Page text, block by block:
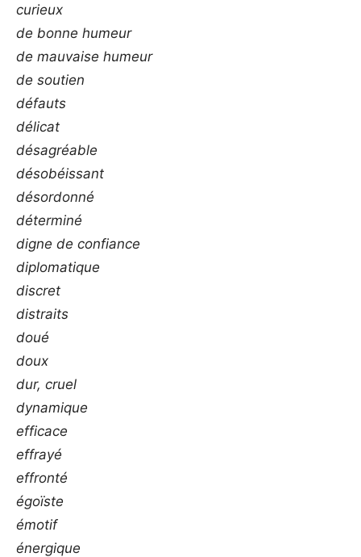
curieux
de bonne humeur
de mauvaise humeur
de soutien
défauts
délicat
désagréable
désobéissant
désordonné
déterminé
digne de confiance
diplomatique
discret
distraits
doué
doux
dur, cruel
dynamique
efficace
effrayé
effronté
égoïste
émotif
énergique